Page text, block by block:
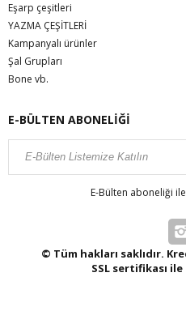
Eşarp çeşitleri
YAZMA ÇEŞİTLERİ
Kampanyalı ürünler
Şal Grupları
Bone vb.
E-BÜLTEN ABONELİĞİ
E-Bülten aboneliği ile
© Tüm hakları saklıdır.
SSL sertifikası